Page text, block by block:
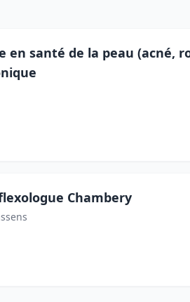
santé de la peau (acné,
Chambery